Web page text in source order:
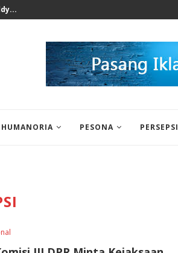
HUMANORIA PESONA PERSEPSI